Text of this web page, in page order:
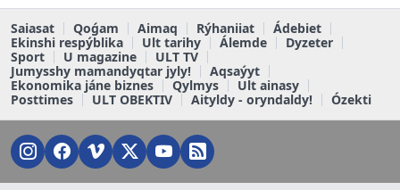
Saiasat Qoǵam Aimaq Rýhaniiat
Ádebiet
Ekinshi respýblika
Ult tarihy Álemde
Dyzeter
Sport
U magazine
ULT TV
Jumysshy mamandyqtar jyly!
Aqsaýyt
Ekonomika jáne biznes
Qylmys
Ult ainasy
Posttimes
ULT OBEKTIV Aityldy - oryndaldy! Ózekti